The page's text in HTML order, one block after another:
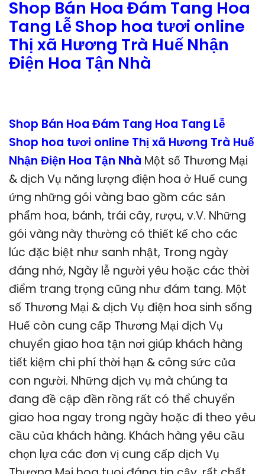
Shop Bán Hoa Đám Tang Hoa
Tang Lễ Shop hoa tươi online
Thị xã Hương Trà Huế Nhận
Điện Hoa Tận Nhà
Shop Bán Hoa Đám Tang Hoa Tang Lễ
Shop hoa tươi online Thị xã Hương Trà Huế
Nhận Điện Hoa Tận Nhà Một số Thương Mại
& dịch Vụ năng lượng điện hoa ở Huế cung
ứng những gói vàng bao gồm các sản
phẩm hoa, bánh, trái cây, rượu, v.V. Những
gói vàng này thường có thiết kế cho các
lúc đặc biệt như sanh nhật, Trong ngày
đáng nhớ, Ngày lễ người yêu hoặc các thời
điểm trang trọng cũng như đám tang. Một
số Thương Mại & dịch Vụ điện hoa sinh sống
Huế còn cung cấp Thương Mại dịch Vụ
chuyển giao hoa tận nơi giúp khách hàng
tiết kiệm chi phí thời hạn & công sức của
con người. Những dịch vụ mà chúng ta
đang đề cập đền rồng rất có thể chuyển
giao hoa ngay trong ngày hoặc đi theo yêu
cầu của khách hàng. Khách hàng yêu cầu
chọn lựa các đơn vị cung cấp dịch Vụ